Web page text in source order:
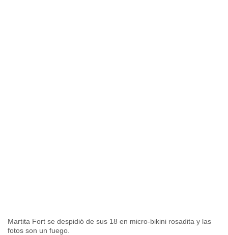
Martita Fort se despidió de sus 18 en micro-bikini rosadita y las
fotos son un fuego.